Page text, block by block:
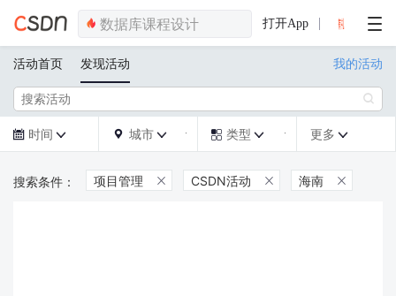
打开App
活动首页 发现活动 我的活动

 时间   城市   类型  更多 
项目管理  CSDN活动  海南 